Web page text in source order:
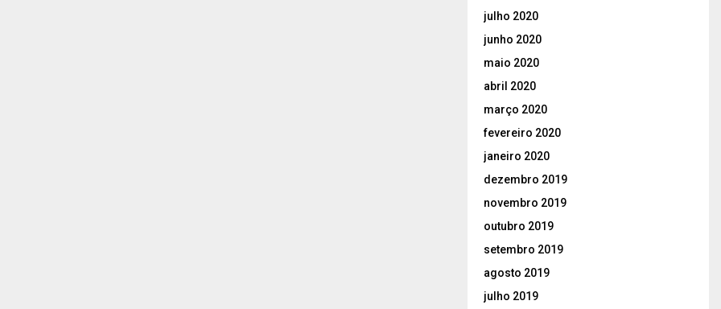
julho 2020
junho 2020
maio 2020
abril 2020
março 2020
fevereiro 2020
janeiro 2020
dezembro 2019
novembro 2019
outubro 2019
setembro 2019
agosto 2019
julho 2019